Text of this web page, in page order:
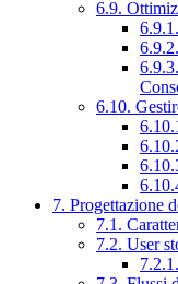
6.9.
6.10.
7. Progettazione
7.1.
7.2. User